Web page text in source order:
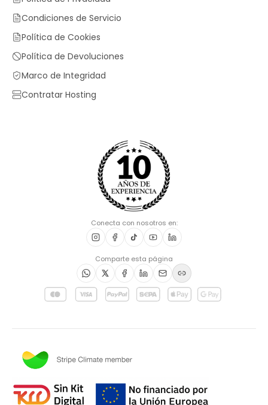
Condiciones de Servicio
Política de Cookies
Política de Devoluciones
Marco de Integridad
Contratar Hosting
Conecta con nosotros en:
Comparte esta página